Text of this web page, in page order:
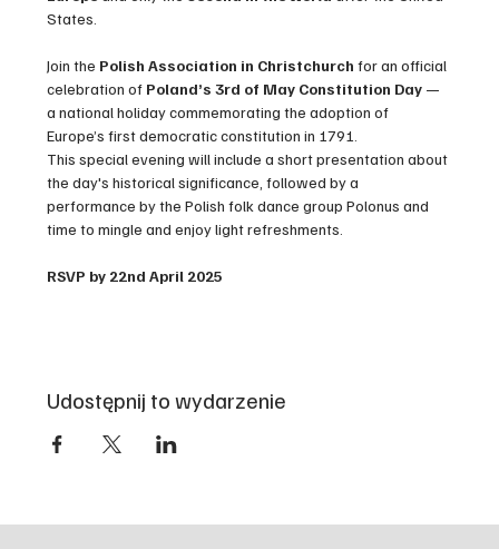
States.
Join the Polish Association in Christchurch for an official
celebration of Poland’s 3rd of May Constitution Day —
a national holiday commemorating the adoption of
Europe’s first democratic constitution in 1791.
This special evening will include a short presentation about
the day's historical significance, followed by a
performance by the Polish folk dance group Polonus and
time to mingle and enjoy light refreshments.
RSVP by 22nd April 2025
Udostępnij to wydarzenie